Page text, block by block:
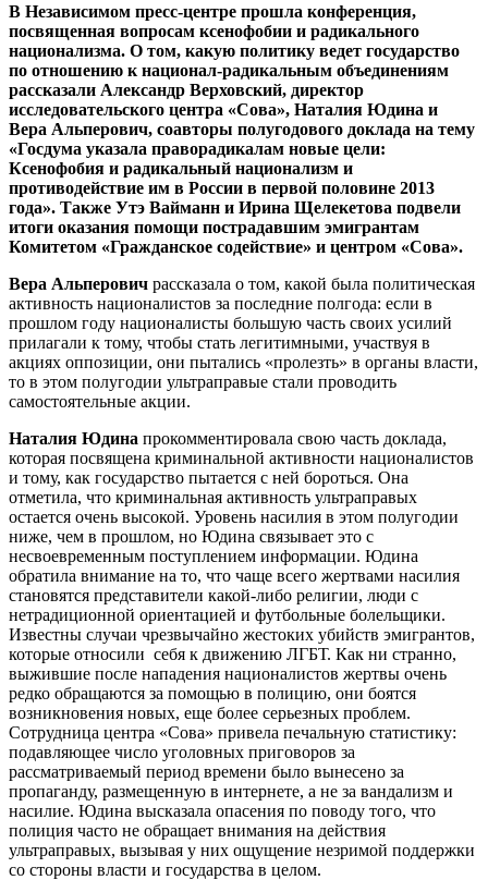
В Независимом пресс-центре прошла конференция,
посвященная вопросам ксенофобии и радикального
национализма. О том, какую политику ведет государство
по отношению к национал-радикальным объединениям
рассказали Александр Верховский, директор
исследовательского центра «Сова», Наталия Юдина и
Вера Альперович, соавторы полугодового доклада на тему
«Госдума указала праворадикалам новые цели:
Ксенофобия и радикальный национализм и
противодействие им в России в первой половине 2013
года». Также Утэ Вайманн и Ирина Щелекетова подвели
итоги оказания помощи пострадавшим эмигрантам
Комитетом «Гражданское содействие» и центром «Сова».
Вера Альперович рассказала о том, какой была политическая
активность националистов за последние полгода: если в
прошлом году националисты большую часть своих усилий
прилагали к тому, чтобы стать легитимными, участвуя в
акциях оппозиции, они пытались «пролезть» в органы власти,
то в этом полугодии ультраправые стали проводить
самостоятельные акции.
Наталия Юдина прокомментировала свою часть доклада,
которая посвящена криминальной активности националистов
и тому, как государство пытается с ней бороться. Она
отметила, что криминальная активность ультраправых
остается очень высокой. Уровень насилия в этом полугодии
ниже, чем в прошлом, но Юдина связывает это с
несвоевременным поступлением информации. Юдина
обратила внимание на то, что чаще всего жертвами насилия
становятся представители какой-либо религии, люди с
нетрадиционной ориентацией и футбольные болельщики.
Известны случаи чрезвычайно жестоких убийств эмигрантов,
которые относили себя к движению ЛГБТ. Как ни странно,
выжившие после нападения националистов жертвы очень
редко обращаются за помощью в полицию, они боятся
возникновения новых, еще более серьезных проблем.
Сотрудница центра «Сова» привела печальную статистику:
подавляющее число уголовных приговоров за
рассматриваемый период времени было вынесено за
пропаганду, размещенную в интернете, а не за вандализм и
насилие. Юдина высказала опасения по поводу того, что
полиция часто не обращает внимания на действия
ультраправых, вызывая у них ощущение незримой поддержки
со стороны власти и государства в целом.